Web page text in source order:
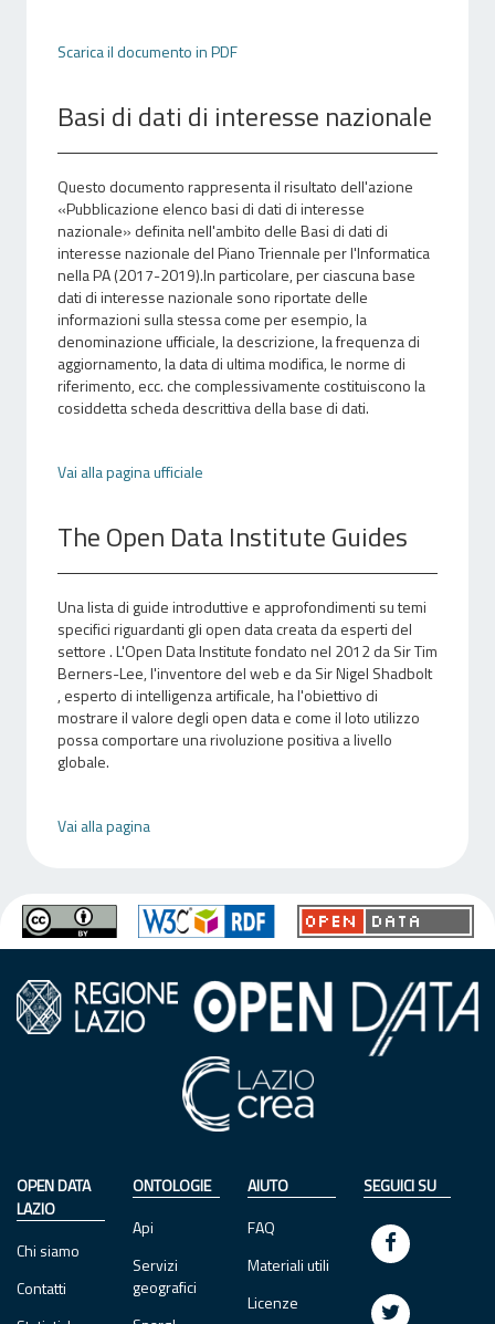
Scarica il documento in PDF
Basi di dati di interesse nazionale
Questo documento rappresenta il risultato dell'azione
«Pubblicazione elenco basi di dati di interesse
nazionale» definita nell'ambito delle Basi di dati di
interesse nazionale del Piano Triennale per l'Informatica
nella PA (2017-2019).In particolare, per ciascuna base
dati di interesse nazionale sono riportate delle
informazioni sulla stessa come per esempio, la
denominazione ufficiale, la descrizione, la frequenza di
aggiornamento, la data di ultima modifica, le norme di
riferimento, ecc. che complessivamente costituiscono la
cosiddetta scheda descrittiva della base di dati.
Vai alla pagina ufficiale
The Open Data Institute Guides
Una lista di guide introduttive e approfondimenti su temi
specifici riguardanti gli open data creata da esperti del
settore . L'Open Data Institute fondato nel 2012 da Sir Tim
Berners-Lee, l'inventore del web e da Sir Nigel Shadbolt
, esperto di intelligenza artificale, ha l'obiettivo di
mostrare il valore degli open data e come il loto utilizzo
possa comportare una rivoluzione positiva a livello
globale.
Vai alla pagina
OPEN DATA
LAZIO
Chi siamo
Contatti
ONTOLOGIE
Api
Servizi
geografici
AIUTO
FAQ
Materiali utili
Licenze
SEGUICI SU